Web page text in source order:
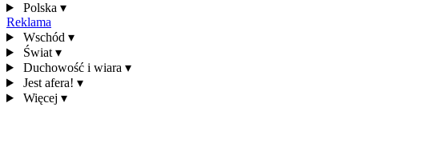
Polska ▾
Reklama
Wschód ▾
Świat ▾
Duchowość i wiara ▾
Jest afera! ▾
Więcej ▾